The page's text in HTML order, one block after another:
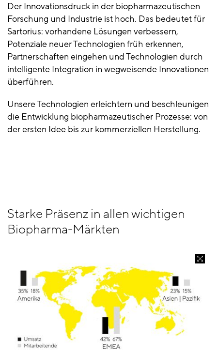
Der Innovationsdruck in der biopharmazeutischen
Forschung und Industrie ist hoch. Das bedeutet für
Sartorius: vorhandene Lösungen verbessern,
Potenziale neuer Technologien früh erkennen,
Partnerschaften eingehen und Technologien durch
intelligente Integration in wegweisende Innovationen
überführen.
Unsere Technologien erleichtern und beschleunigen
die Entwicklung biopharmazeutischer Prozesse: von
der ersten Idee bis zur kommerziellen Herstellung.
Starke Präsenz in allen wichtigen
Biopharma-Märkten